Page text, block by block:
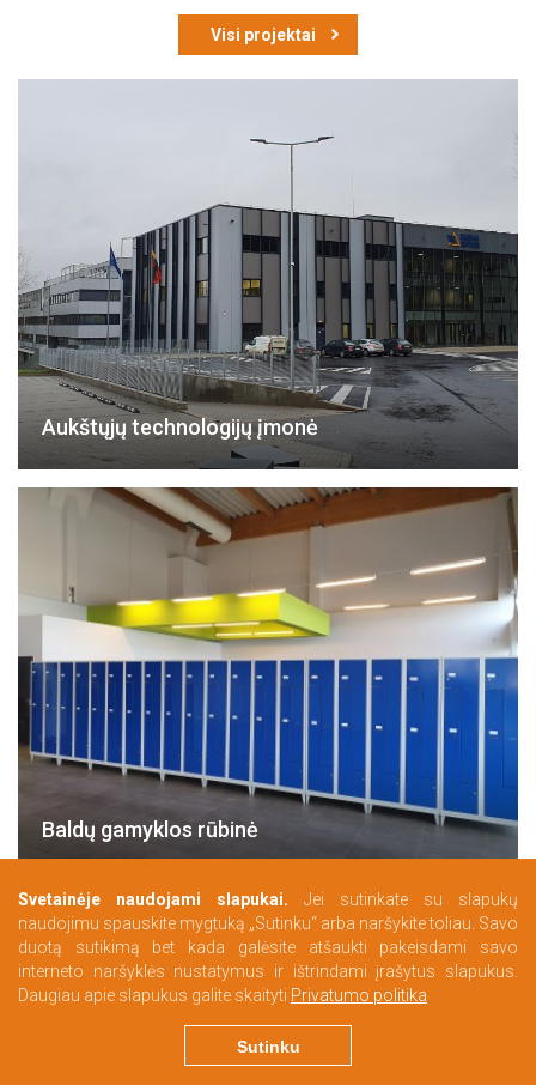
Visi projektai
Aukštųjų technologijų įmonė
Baldų gamyklos rūbinė
Svetainėje naudojami slapukai. Jei sutinkate su slapukų
naudojimu spauskite mygtuką „Sutinku“ arba naršykite toliau. Savo
duotą sutikimą bet kada galėsite atšaukti pakeisdami savo
interneto naršyklės nustatymus ir ištrindami įrašytus slapukus.
Daugiau apie slapukus galite skaityti Privatumo politika
Sutinku